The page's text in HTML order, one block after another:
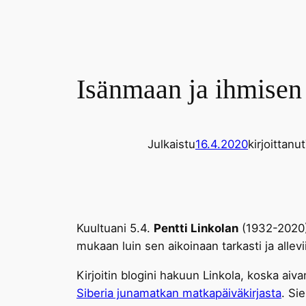
Isänmaan ja
Julkaistu16.4.2020kirjoittanut
Kuultuani 5.4. Pentti Linkolan (1932-
mukaan luin sen aikoinaan tarkasti ja
Kirjoitin blogini hakuun Linkola, koska
Siberia junamatkan matkapäiväkirjasta.